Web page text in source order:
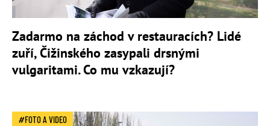
Zadarmo na záchod v restauracích? Lidé
zuří, Čižinského zasypali drsnými
vulgaritami. Co mu vzkazují?
FOTO A VIDEO